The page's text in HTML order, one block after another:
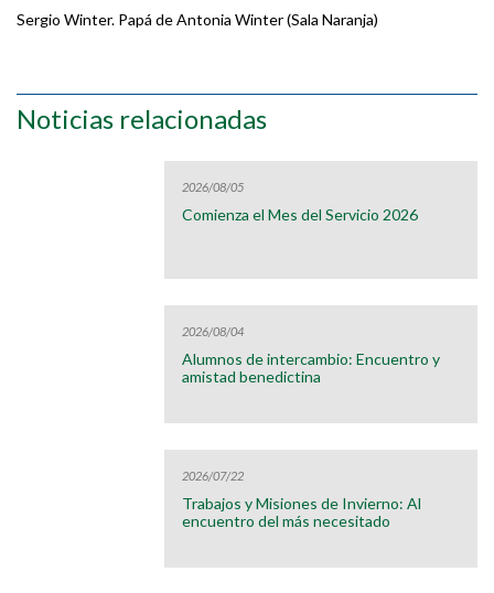
Sergio Winter. Papá de Antonia Winter (Sala Naranja)
Noticias relacionadas
2026/08/05
Comienza el Mes del Servicio 2026
2026/08/04
Alumnos de intercambio: Encuentro y
amistad benedictina
2026/07/22
Trabajos y Misiones de Invierno: Al
encuentro del más necesitado